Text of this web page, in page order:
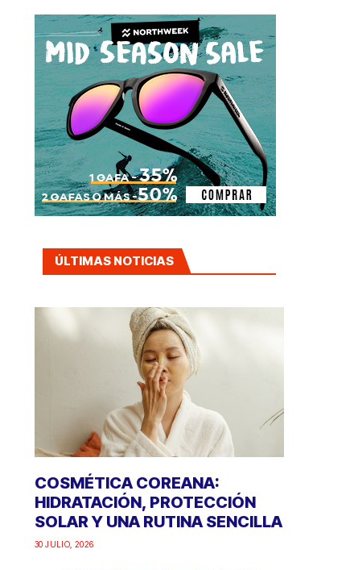
ÚLTIMAS NOTICIAS
COSMÉTICA COREANA:
HIDRATACIÓN, PROTECCIÓN
SOLAR Y UNA RUTINA SENCILLA
30 JULIO, 2026